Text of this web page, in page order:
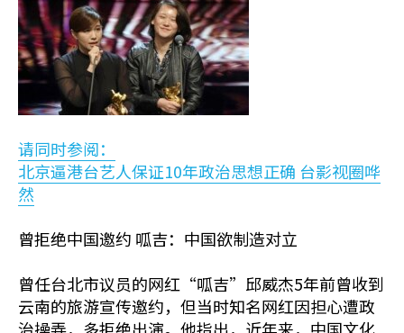
请同时参阅：
北京逼港台艺人保证10年政治思想正确 台影视圈哗
然
曾拒绝中国邀约 呱吉：中国欲制造对立
曾任台北市议员的网红“呱吉”邱威杰5年前曾收到
云南的旅游宣传邀约，但当时知名网红因担心遭政